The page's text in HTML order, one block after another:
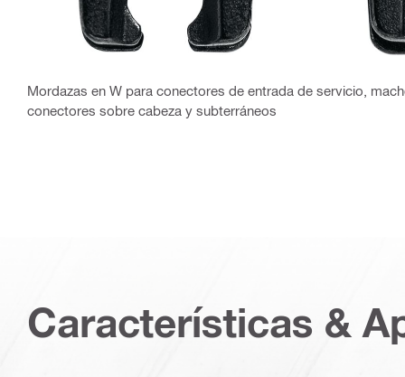
Mordazas en W para conectores de entrada de servicio,
conectores sobre cabeza y subterráneos
Características &